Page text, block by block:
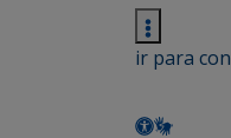
ir para